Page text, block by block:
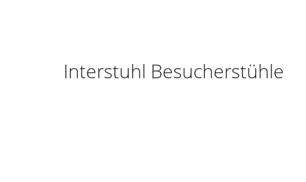
Interstuhl Besucherstühle